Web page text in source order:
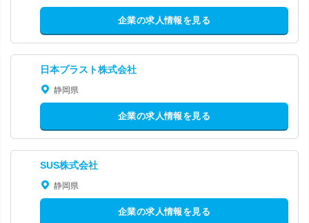
企業の求人情報を見る
日本プラスト株式会社
静岡県
企業の求人情報を見る
SUS株式会社
静岡県
企業の求人情報を見る